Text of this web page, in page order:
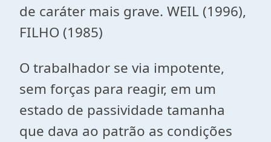
de caráter mais grave. WEIL (1996),
FILHO (1985)
O trabalhador se via impotente,
sem forças para reagir, em um
estado de passividade tamanha
que dava ao patrão as condições